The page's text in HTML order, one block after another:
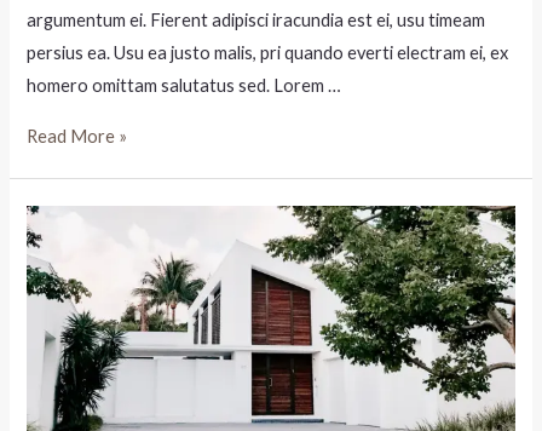
argumentum ei. Fierent adipisci iracundia est ei, usu timeam
persius ea. Usu ea justo malis, pri quando everti electram ei, ex
homero omittam salutatus sed. Lorem …
Read More »